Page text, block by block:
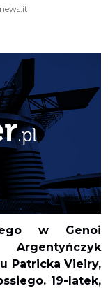
w Genoi
Patricka Vieiry,
19-latek,